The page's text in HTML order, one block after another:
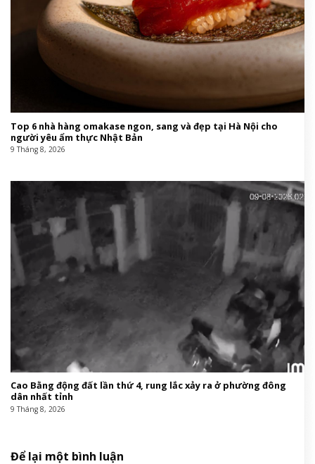
Top 6 nhà hàng omakase ngon, sang và đẹp tại Hà Nội cho
người yêu ẩm thực Nhật Bản
9 Tháng 8, 2026
Cao Bằng động đất lần thứ 4, rung lắc xảy ra ở phường đông
dân nhất tỉnh
9 Tháng 8, 2026
Để lại một bình luận